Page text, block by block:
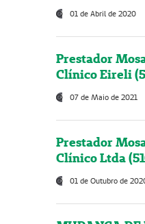
01 de Abril de 2020
Prestador
Clínico Eireli
07 de Maio de 2021
Prestador
Clínico Ltda
01 de Outubro de